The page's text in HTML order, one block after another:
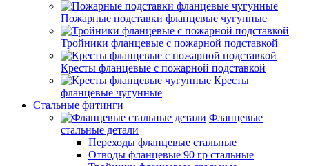
Пожарные подставки фланцевые чугунные
Тройники фланцевые с пожарной подставкой
Кресты фланцевые с пожарной подставкой
Кресты
фланцевые чугунные
Стальные фитинги
Фланцевые
стальные детали
Переходы фланцевые стальные
Отводы фланцевые 90 гр стальные